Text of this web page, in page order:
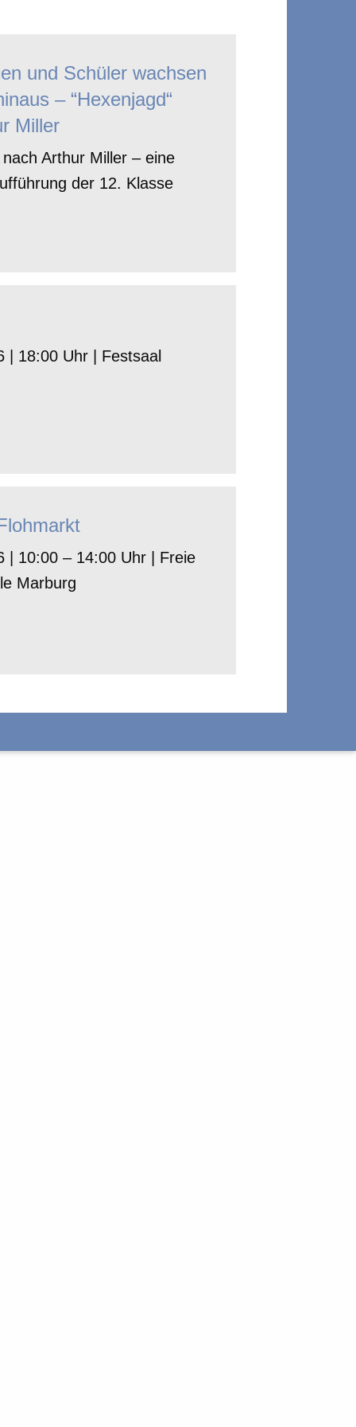
und Schüler wachsen
– “Hexenjagd“
Miller
nach Arthur Miller – eine
der 12. Klasse
| 18:00 Uhr | Festsaal
| 10:00 – 14:00 Uhr | Freie
Marburg